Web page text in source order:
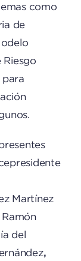
como
de
Riesgo
para
Martínez
Ramón
del
,